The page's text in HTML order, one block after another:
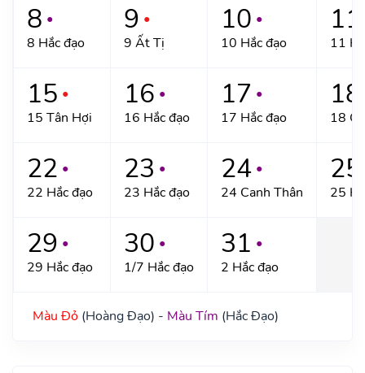
8 ●
8 Hắc đạo
9 ●
9 Ất Tị
10 ●
10 Hắc đạo
11
11
15 ●
15 Tân Hợi
16 ●
16 Hắc đạo
17 ●
17 Hắc đạo
18
18
22 ●
22 Hắc đạo
23 ●
23 Hắc đạo
24 ●
24 Canh Thân
25
25
29 ●
29 Hắc đạo
30 ●
1/7 Hắc đạo
31 ●
2 Hắc đạo
Màu Đỏ (Hoàng Đạo) - Màu Tím (Hắc Đạo)